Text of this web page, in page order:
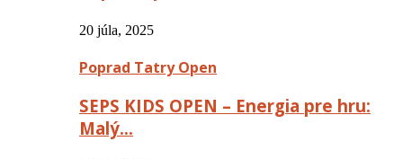
20 júla, 2025
Poprad Tatry Open
SEPS KIDS OPEN – Energia pre hru:
Malý…